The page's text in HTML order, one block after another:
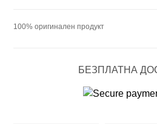
100% оригинален продукт
БЕЗПЛАТНА